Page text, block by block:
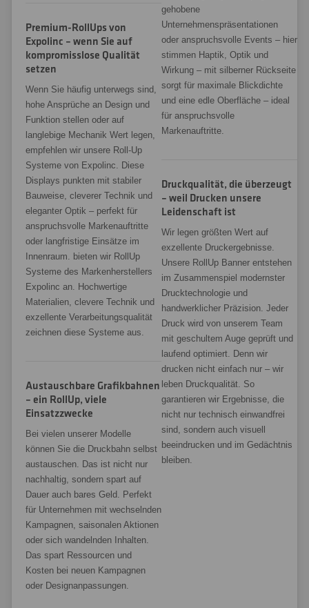
Premium-RollUps von
Expolinc – wenn Sie auf
kompromisslose Qualität
setzen
Wenn Sie häufig unterwegs sind,
hohe Ansprüche an Design und
Funktion stellen oder auf
langlebige Mechanik Wert legen,
empfehlen wir unsere Roll-Up
Systeme von Expolinc. Diese
Displays punkten mit stabiler
Bauweise, cleverer Technik und
eleganter Optik – perfekt für
anspruchsvolle Markenauftritte
oder langfristige Einsätze im
Innenraum. bieten wir RollUp
Systeme des Markenherstellers
Expolinc an. Hochwertige
Materialien, clevere Technik und
exzellente Verarbeitungsqualität
zeichnen diese Systeme aus.
Austauschbare Grafikbahnen
– ein RollUp, viele
Einsatzzwecke
Bei vielen unserer Modelle
können Sie die Druckbahn selbst
austauschen. Das ist nicht nur
nachhaltig, sondern spart auf
Dauer auch bares Geld. Perfekt
für Unternehmen mit wechselnden
Kampagnen, saisonalen Aktionen
oder sich wandelnden Inhalten.
Das spart Ressourcen und
Kosten bei neuen Kampagnen
oder Designanpassungen.
gehobene
Unternehmenspräsentationen
oder anspruchsvolle Events – hier
stimmen Haptik, Optik und
Wirkung – mit silberner Rückseite
sorgt für maximale Blickdichte
und eine edle Oberfläche – ideal
für anspruchsvolle
Markenauftritte.
Druckqualität, die überzeugt
– weil Drucken unsere
Leidenschaft ist
Wir legen größten Wert auf
exzellente Druckergebnisse.
Unsere RollUp Banner entstehen
im Zusammenspiel modernster
Drucktechnologie und
handwerklicher Präzision. Jeder
Druck wird von unserem Team
mit geschultem Auge geprüft und
laufend optimiert. Denn wir
drucken nicht einfach nur – wir
leben Druckqualität. So
garantieren wir Ergebnisse, die
nicht nur technisch einwandfrei
sind, sondern auch visuell
beeindrucken und im Gedächtnis
bleiben.